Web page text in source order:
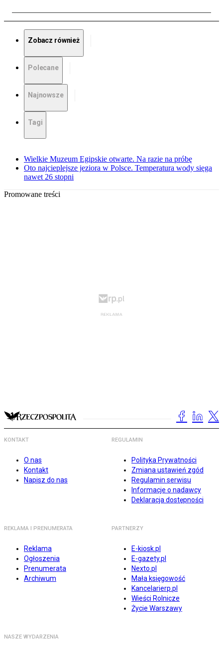
Zobacz również
Polecane
Najnowsze
Tagi
Wielkie Muzeum Egipskie otwarte. Na razie na próbę
Oto najcieplejsze jeziora w Polsce. Temperatura wody sięga
nawet 26 stopni
Promowane treści
KONTAKT
O nas
Kontakt
Napisz do nas
REGULAMIN
Polityka Prywatności
Zmiana ustawień zgód
Regulamin serwisu
Informacje o nadawcy
Deklaracja dostępności
REKLAMA I PRENUMERATA
Reklama
Ogłoszenia
Prenumerata
Archiwum
PARTNERZY
E-kiosk.pl
E-gazety.pl
Nexto.pl
Mała księgowość
Kancelarierp.pl
Wieści Rolnicze
Życie Warszawy
NASZE WYDARZENIA